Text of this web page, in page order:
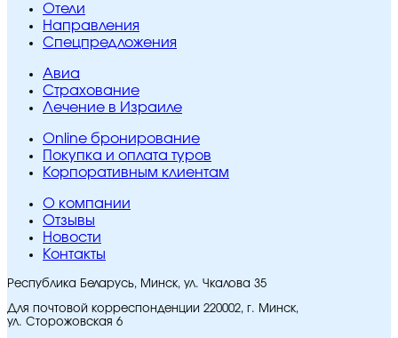
Отели
Направления
Спецпредложения
Авиа
Страхование
Лечение в Израиле
Online бронирование
Покупка и оплата туров
Корпоративным клиентам
O компании
Отзывы
Новости
Контакты
Республика Беларусь, Минск, ул. Чкалова 35
Для почтовой корреспонденции 220002, г. Минск,
ул. Сторожовская 6